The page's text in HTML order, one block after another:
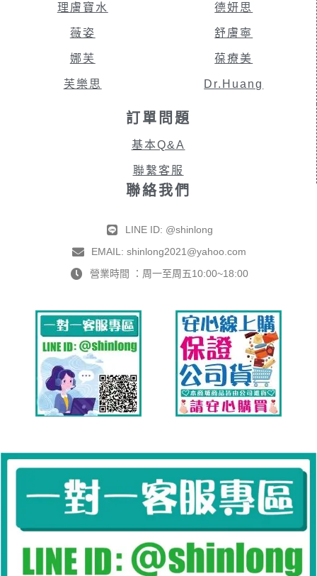
理膚寶水
薇姿
娜芙
芙樂思
德妍思
舒膚寧
葆療美
Dr.Huang
訂單問題
基本Q&A
聯繫客服
聯絡我們
LINE ID: @shinlong
EMAIL: shinlong2021@yahoo.com
營業時間 ：周一至周五10:00~18:00